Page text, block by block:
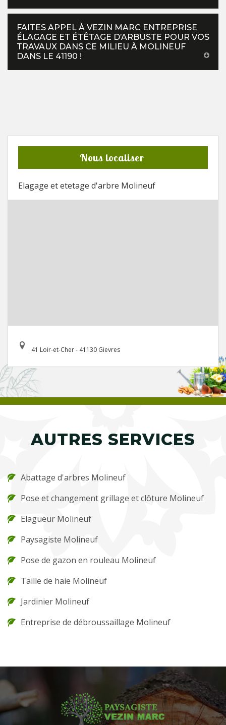
FAITES APPEL À VEZIN MARC ENTREPRISE
ÉLAGAGE ET ÉTÊTAGE D’ARBUSTE POUR VOS
TRAVAUX DANS CE MILIEU À MOLINEUF
DANS LE 41190 !
Nous localiser
Elagage et etetage d'arbre Molineuf
41 Loir-et-Cher - 41130 Gievres
AUTRES SERVICES
Abattage d'arbres Molineuf
Pose et changement grillage et clôture Molineuf
Elagueur Molineuf
Paysagiste Molineuf
Pose de gazon en rouleau Molineuf
Taille de haie Molineuf
Jardinier Molineuf
Entreprise de débroussaillage Molineuf